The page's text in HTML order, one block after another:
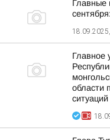
Главные
сентября:
Главное
области